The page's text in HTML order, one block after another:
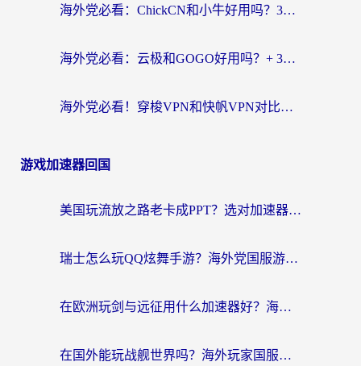
海外党必看：ChickCN和小牛好用吗？3招教你选对回国加速器无缝刷国内资源
海外党必看：云极和GOGO好用吗？+ 3步选对回国加速器，流畅看CCTV5海外直播
海外党必看！穿梭VPN和快帆VPN对比哪个回国效果更好？——3款冷门加速器实测+终极选择建议
游戏加速器回国
美国玩流放之路老卡成PPT？选对加速器比啥都重要（附欧洲全球玩家实测推荐）
瑞士怎么玩QQ炫舞手游？海外党国服游戏不卡指南（附重生细胞闪耀暖暖优化技巧）
在欧洲玩剑与远征用什么加速器好？海外党亲测有效的国服游戏加速指南
在国外能玩战舰世界吗？海外玩家国服畅玩终极指南（附印尼天使之战赛事攻略）